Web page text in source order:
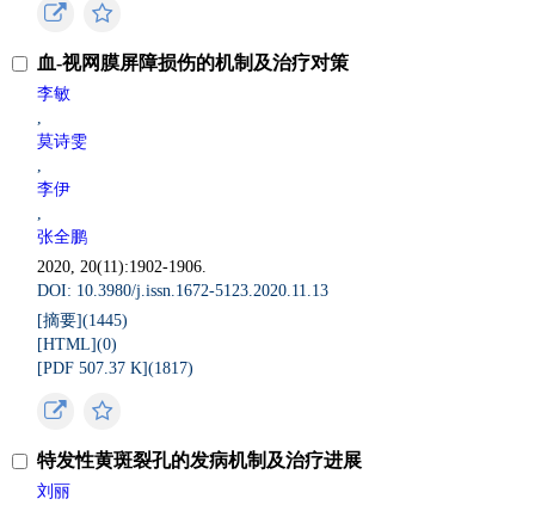
血-视网膜屏障损伤的机制及治疗对策
李敏
,
莫诗雯
,
李伊
,
张全鹏
2020, 20(11):1902-1906.
DOI: 10.3980/j.issn.1672-5123.2020.11.13
[摘要](1445)
[HTML](0)
[PDF 507.37 K](1817)
特发性黄斑裂孔的发病机制及治疗进展
刘丽